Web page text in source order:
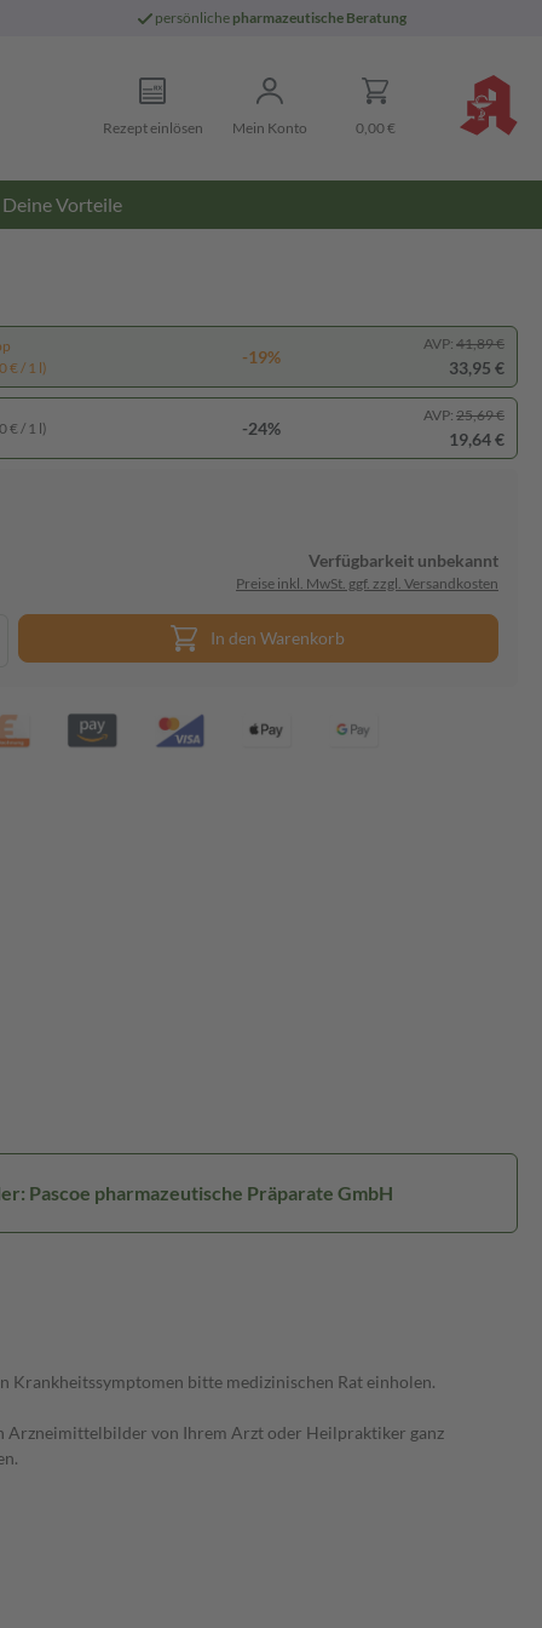
persönliche pharmazeutische Beratung
Rezept einlösen Mein Konto 0,00 €
Deine Vorteile
€ / 1 l)
-19%
AVP: 41,89 €
33,95 €
€ / 1 l) -24%
AVP: 25,69 €
19,64 €
Verfügbarkeit unbekannt
Preise inkl. MwSt. ggf. zzgl. Versandkosten
In den Warenkorb
Pascoe pharmazeutische Präparate GmbH
bitte medizinischen Rat einholen.
Arzneimittelbilder von Ihrem Arzt oder Heilpraktiker ganz